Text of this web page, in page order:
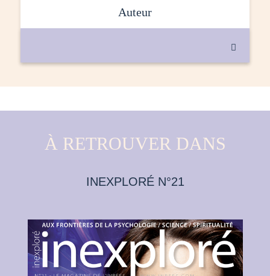
auteur

À RETROUVER DANS
INEXPLORÉ N°21